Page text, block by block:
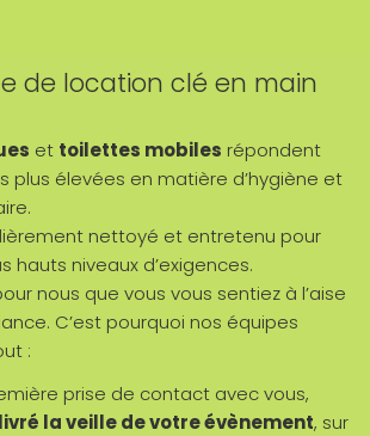
de location clé en main
et toilettes mobiles répondent
plus élevées en matière d’hygiène et
nettoyé et entretenu pour
hauts niveaux d’exigences.
nous que vous vous sentiez à l’aise
C’est pourquoi nos équipes
:
prise de contact avec vous,
la veille de votre évènement, sur